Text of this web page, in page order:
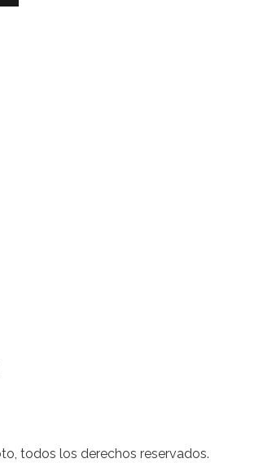
todos los derechos reservados.